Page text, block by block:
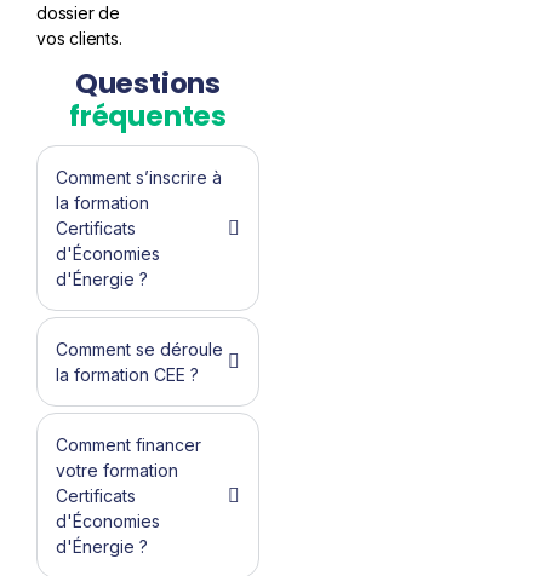
dossier de
vos clients.
Questions
fréquentes
Comment s’inscrire à
la formation
Certificats
d'Économies
d'Énergie ?
Comment se déroule
la formation CEE ?
Comment financer
votre formation
Certificats
d'Économies
d'Énergie ?